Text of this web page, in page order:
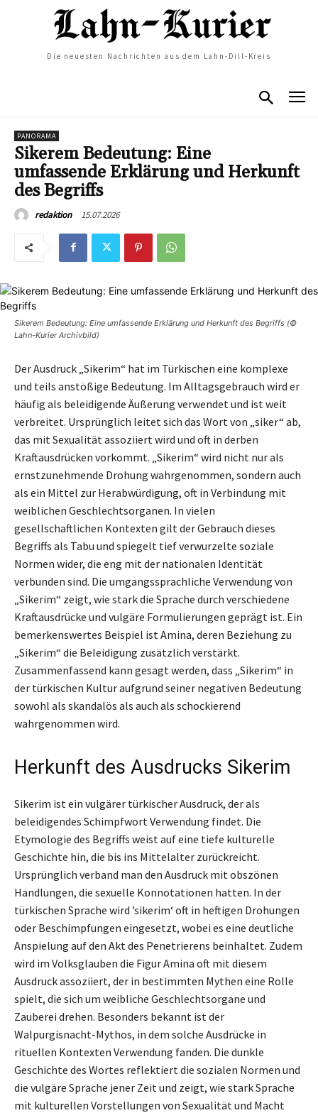
Die neuesten Nachrichten aus dem Lahn-Dill-Kreis
PANORAMA
Sikerem Bedeutung: Eine
umfassende Erklärung und Herkunft
des Begriffs
redaktion 15.07.2026
Sikerem Bedeutung: Eine umfassende Erklärung und Herkunft des Begriffs (©
Lahn-Kurier Archivbild)
Der Ausdruck „Sikerim“ hat im Türkischen eine komplexe
und teils anstößige Bedeutung. Im Alltagsgebrauch wird er
häufig als beleidigende Äußerung verwendet und ist weit
verbreitet. Ursprünglich leitet sich das Wort von „siker“ ab,
das mit Sexualität assoziiert wird und oft in derben
Kraftausdrücken vorkommt. „Sikerim“ wird nicht nur als
ernstzunehmende Drohung wahrgenommen, sondern auch
als ein Mittel zur Herabwürdigung, oft in Verbindung mit
weiblichen Geschlechtsorganen. In vielen
gesellschaftlichen Kontexten gilt der Gebrauch dieses
Begriffs als Tabu und spiegelt tief verwurzelte soziale
Normen wider, die eng mit der nationalen Identität
verbunden sind. Die umgangssprachliche Verwendung von
„Sikerim“ zeigt, wie stark die Sprache durch verschiedene
Kraftausdrücke und vulgäre Formulierungen geprägt ist. Ein
bemerkenswertes Beispiel ist Amina, deren Beziehung zu
„Sikerim“ die Beleidigung zusätzlich verstärkt.
Zusammenfassend kann gesagt werden, dass „Sikerim“ in
der türkischen Kultur aufgrund seiner negativen Bedeutung
sowohl als skandalös als auch als schockierend
wahrgenommen wird.
Herkunft des Ausdrucks Sikerim
Sikerim ist ein vulgärer türkischer Ausdruck, der als
beleidigendes Schimpfwort Verwendung findet. Die
Etymologie des Begriffs weist auf eine tiefe kulturelle
Geschichte hin, die bis ins Mittelalter zurückreicht.
Ursprünglich verband man den Ausdruck mit obszönen
Handlungen, die sexuelle Konnotationen hatten. In der
türkischen Sprache wird ’sikerim‘ oft in heftigen Drohungen
oder Beschimpfungen eingesetzt, wobei es eine deutliche
Anspielung auf den Akt des Penetrierens beinhaltet. Zudem
wird im Volksglauben die Figur Amina oft mit diesem
Ausdruck assoziiert, der in bestimmten Mythen eine Rolle
spielt, die sich um weibliche Geschlechtsorgane und
Zauberei drehen. Besonders bekannt ist der
Walpurgisnacht-Mythos, in dem solche Ausdrücke in
rituellen Kontexten Verwendung fanden. Die dunkle
Geschichte des Wortes reflektiert die sozialen Normen und
die vulgäre Sprache jener Zeit und zeigt, wie stark Sprache
mit kulturellen Vorstellungen von Sexualität und Macht